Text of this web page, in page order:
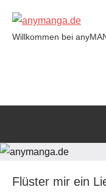
Willkommen bei
Flüster mir ein